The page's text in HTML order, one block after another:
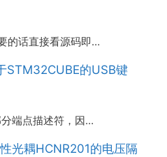
的话直接看源码即…
STM32CUBE的USB键
端点描述符，因…
光耦HCNR201的电压隔